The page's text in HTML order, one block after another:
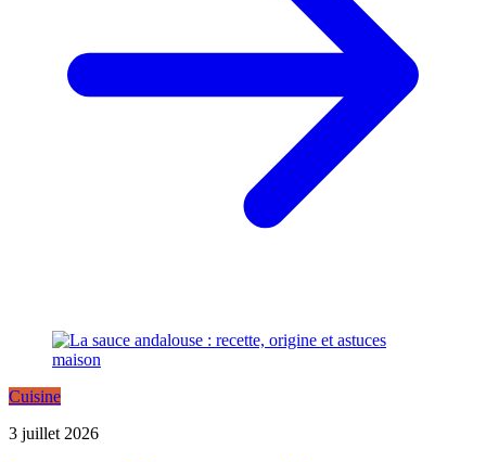
Cuisine
3 juillet 2026